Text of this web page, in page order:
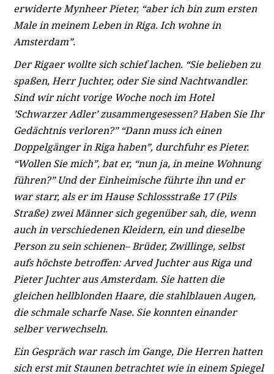
erwiderte Mynheer Pieter, “aber ich bin zum ersten
Male in meinem Leben in Riga. Ich wohne in
Amsterdam”.
Der Rigaer wollte sich schief lachen. “Sie belieben zu
spaßen, Herr Juchter, oder Sie sind Nachtwandler.
Sind wir nicht vorige Woche noch im Hotel
’Schwarzer Adler’ zusammengesessen? Haben Sie Ihr
Gedächtnis verloren?” “Dann muss ich einen
Doppelgänger in Riga haben”, durchfuhr es Pieter.
“Wollen Sie mich”, bat er, “nun ja, in meine Wohnung
führen?” Und der Einheimische führte ihn und er
war starr, als er im Hause Schlossstraße 17 (Pils
Straße) zwei Männer sich gegenüber sah, die, wenn
auch in verschiedenen Kleidern, ein und dieselbe
Person zu sein schienen– Brüder, Zwillinge, selbst
aufs höchste betroffen: Arved Juchter aus Riga und
Pieter Juchter aus Amsterdam. Sie hatten die
gleichen hellblonden Haare, die stahlblauen Augen,
die schmale scharfe Nase. Sie konnten einander
selber verwechseln.
Ein Gespräch war rasch im Gange, Die Herren hatten
sich erst mit Staunen betrachtet wie in einem Spiegel